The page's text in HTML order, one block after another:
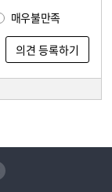
매우불만족